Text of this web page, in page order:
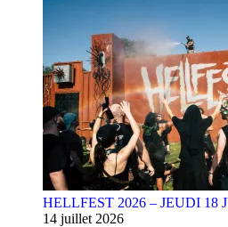
HELLFEST 2026 – JEUDI 18
14 juillet 2026